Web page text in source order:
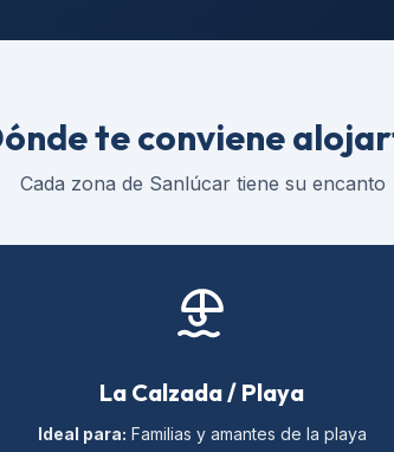
te conviene
Cada zona de Sanlúcar tiene su encanto
La Calzada / Playa
Ideal para: Familias y amantes de la playa